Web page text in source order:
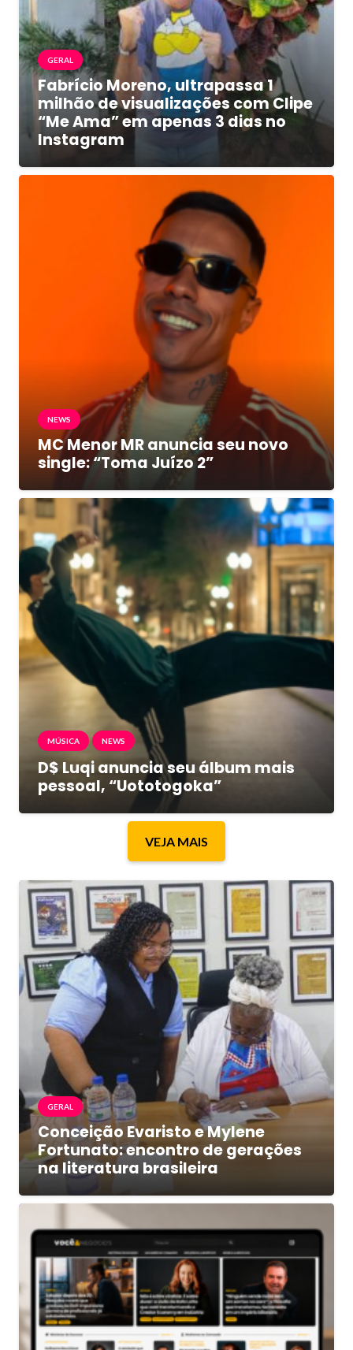
GERAL
Fabrício Moreno, ultrapassa 1
milhão de visualizações com Clipe
“Me Ama” em apenas 3 dias no
Instagram
NEWS
MC Menor MR anuncia seu novo
single: “Toma Juízo 2”
MÚSICA NEWS
D$ Luqi anuncia seu álbum mais
pessoal, “Uototogoka”
VEJA MAIS
GERAL
Conceição Evaristo e Mylene
Fortunato: encontro de gerações
na literatura brasileira